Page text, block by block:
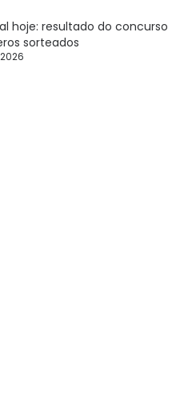
hoje: resultado do concurso
sorteados